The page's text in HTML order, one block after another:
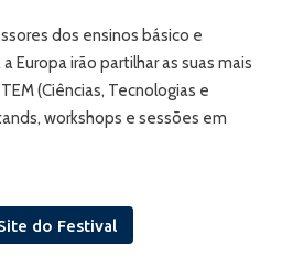
dos ensinos básico e
Europa irão partilhar as suas mais
(Ciências, Tecnologias e
workshops e sessões em
do Festival